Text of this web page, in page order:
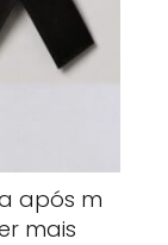
após m
mais